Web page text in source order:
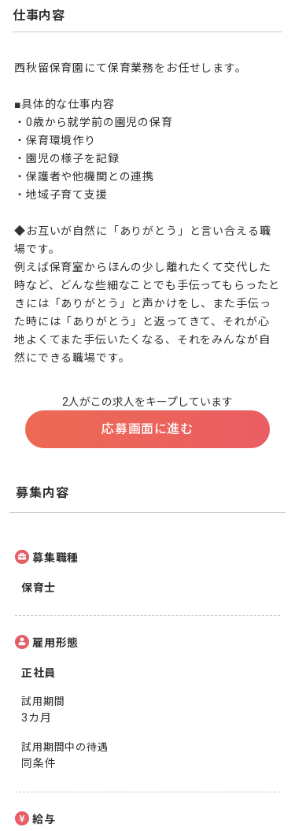
仕事内容
西秋留保育園にて保育業務をお任せします。
■具体的な仕事内容
・0歳から就学前の園児の保育
・保育環境作り
・園児の様子を記録
・保護者や他機関との連携
・地域子育て支援
◆お互いが自然に「ありがとう」と言い合える職
場です。
例えば保育室からほんの少し離れたくて交代した
時など、どんな些細なことでも手伝ってもらったと
きには「ありがとう」と声かけをし、また手伝っ
た時には「ありがとう」と返ってきて、それが心
地よくてまた手伝いたくなる、それをみんなが自
然にできる職場です。
2人がこの求人をキープしています
応募画面に進む
募集内容
募集職種
保育士
雇用形態
正社員
試用期間
3カ月
試用期間中の待遇
同条件
給与